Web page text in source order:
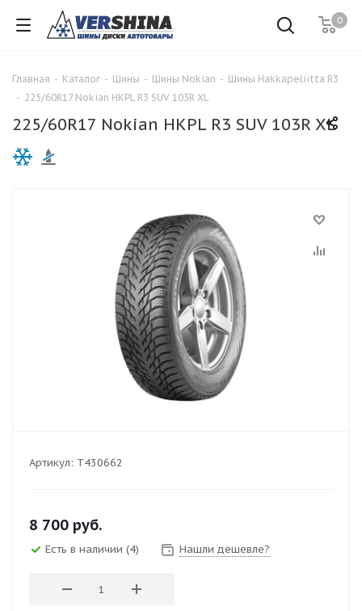
0
Главная - Каталог - Шины - Шины Nokian - Шины Hakkapeliitta R3
- 225/60R17 Nokian HKPL R3 SUV 103R XL
225/60R17 Nokian HKPL R3 SUV 103R XL
Артикул: T430662
8 700 руб.
Есть в наличии (4) Нашли дешевле?